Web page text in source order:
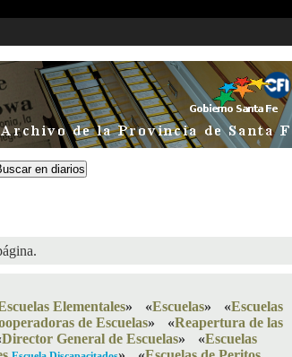
Elementales» «Escuelas» «Escuelas
de Escuelas» «Reapertura de las
Director General de Escuelas» «Escuelas